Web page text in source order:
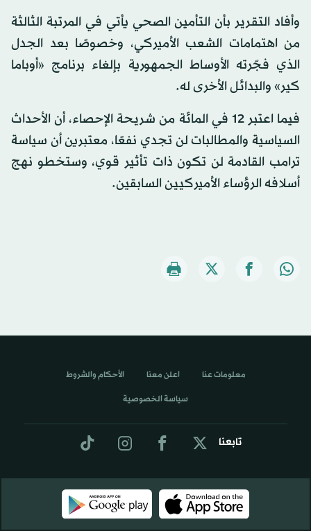
وأفاد التقرير بأن التأمين الصحي يأتي في المرتبة الثالثة
من اهتمامات الشعب الأميركي، وخصوصًا بعد الجدل
الذي فجّرته الأوساط الجمهورية بإلغاء برنامج «أوباما
كير» والبدائل الأخرى له.
فيما اعتبر 12 في المائة من شريحة الإحصاء، أن الأحداث
السياسية والمطالبات لن تجدي نفعًا، معتبرين أن سياسة
ترامب القادمة لن تكون ذات تأثير قوي، وستخطو نهج
أسلافه الرؤساء الأميركيين السابقين.
تابعنا
معلومات عنا اعلن معنا الأحكام والشروط
سياسة الخصوصية